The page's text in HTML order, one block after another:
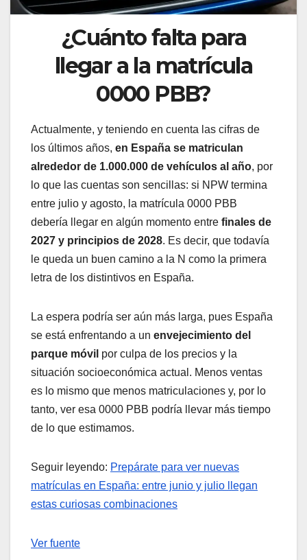
¿Cuánto falta para
llegar a la matrícula
0000 PBB?
Actualmente, y teniendo en cuenta las cifras de
los últimos años, en España se matriculan
alrededor de 1.000.000 de vehículos al año, por
lo que las cuentas son sencillas: si NPW termina
entre julio y agosto, la matrícula 0000 PBB
debería llegar en algún momento entre finales de
2027 y principios de 2028. Es decir, que todavía
le queda un buen camino a la N como la primera
letra de los distintivos en España.
La espera podría ser aún más larga, pues España
se está enfrentando a un envejecimiento del
parque móvil por culpa de los precios y la
situación socioeconómica actual. Menos ventas
es lo mismo que menos matriculaciones y, por lo
tanto, ver esa 0000 PBB podría llevar más tiempo
de lo que estimamos.
Seguir leyendo: Prepárate para ver nuevas
matrículas en España: entre junio y julio llegan
estas curiosas combinaciones
Ver fuente